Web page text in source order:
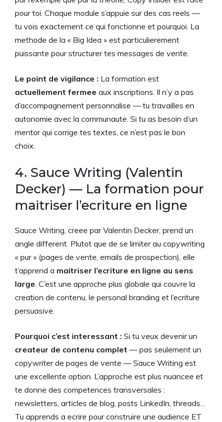
pour toi. Chaque module s’appuie sur des cas reels —
tu vois exactement ce qui fonctionne et pourquoi. La
methode de la « Big Idea » est particulierement
puissante pour structurer tes messages de vente.
Le point de vigilance : La formation est
actuellement fermee aux inscriptions. Il n’y a pas
d’accompagnement personnalise — tu travailles en
autonomie avec la communaute. Si tu as besoin d’un
mentor qui corrige tes textes, ce n’est pas le bon
choix.
4. Sauce Writing (Valentin
Decker) — La formation pour
maitriser l’ecriture en ligne
Sauce Writing, creee par Valentin Decker, prend un
angle different. Plutot que de se limiter au copywriting
« pur » (pages de vente, emails de prospection), elle
t’apprend a maitriser l’ecriture en ligne au sens
large . C’est une approche plus globale qui couvre la
creation de contenu, le personal branding et l’ecriture
persuasive.
Pourquoi c’est interessant : Si tu veux devenir un
createur de contenu complet — pas seulement un
copywriter de pages de vente — Sauce Writing est
une excellente option. L’approche est plus nuancee et
te donne des competences transversales :
newsletters, articles de blog, posts LinkedIn, threads…
Tu apprends a ecrire pour construire une audience ET